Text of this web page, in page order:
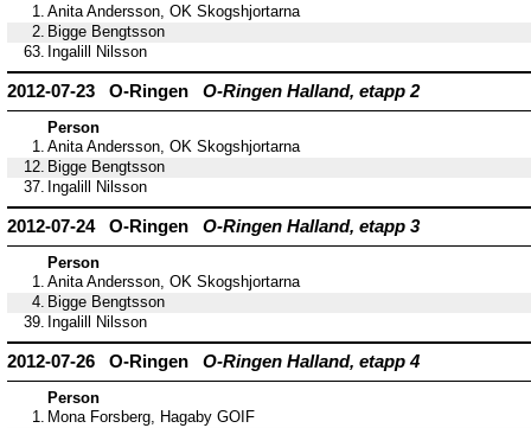
1. Anita Andersson, OK Skogshjortarna
2. Bigge Bengtsson
63. Ingalill Nilsson
2012-07-23 O-Ringen O-Ringen Halland, etapp 2
Person
1. Anita Andersson, OK Skogshjortarna
12. Bigge Bengtsson
37. Ingalill Nilsson
2012-07-24 O-Ringen O-Ringen Halland, etapp 3
Person
1. Anita Andersson, OK Skogshjortarna
4. Bigge Bengtsson
39. Ingalill Nilsson
2012-07-26 O-Ringen O-Ringen Halland, etapp 4
Person
1. Mona Forsberg, Hagaby GOIF